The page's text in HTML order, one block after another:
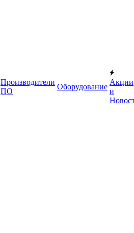
Производители
ПО
Оборудование
Акции
и